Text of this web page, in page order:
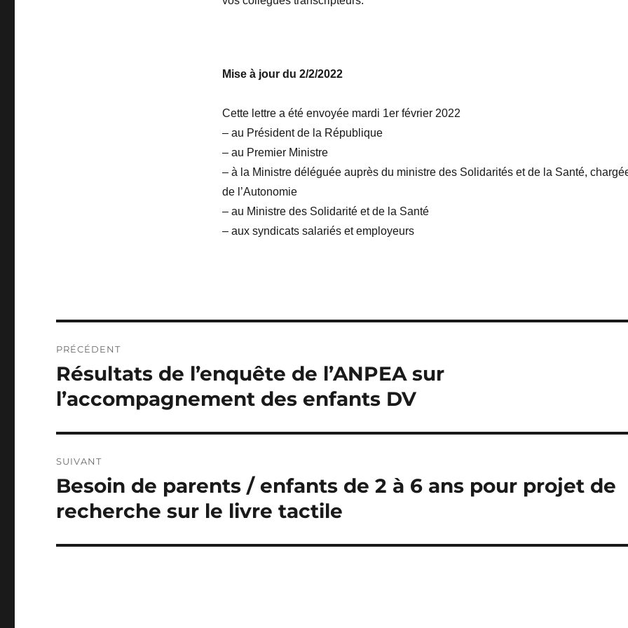
Mise à jour du 2/2/2022
Cette lettre a été envoyée mardi 1er février 2022
– au Président de la République
– au Premier Ministre
– à la Ministre déléguée auprès du ministre des Solidarités et de la Santé,
de l’Autonomie
– au Ministre des Solidarité et de la Santé
– aux syndicats salariés et employeurs
de
l’article
PRÉCÉDENT
Publication
précédente :
Résultats de l’enquête de l’ANPEA sur
l’accompagnement des enfants DV
SUIVANT
Publication
suivante :
Besoin de parents / enfants de 2 à 6 ans pour projet de
recherche sur le livre tactile